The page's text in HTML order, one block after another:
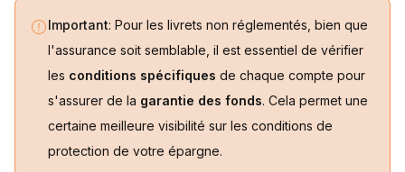
Important: Pour les livrets non réglementés, bien que
l'assurance soit semblable, il est essentiel de vérifier
les conditions spécifiques de chaque compte pour
s'assurer de la garantie des fonds. Cela permet une
certaine meilleure visibilité sur les conditions de
protection de votre épargne.